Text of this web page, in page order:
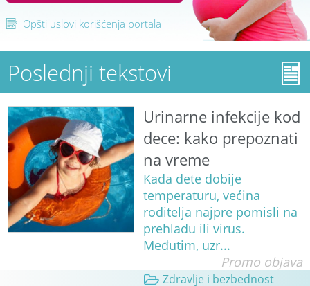
Opšti uslovi korišćenja portala
Poslednji tekstovi
Urinarne infekcije kod
dece: kako prepoznati
na vreme
Kada dete dobije
temperaturu, većina
roditelja najpre pomisli na
prehladu ili virus.
Međutim, uzr...
Promo objava
Zdravlje i bezbednost